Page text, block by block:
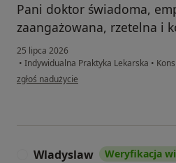
Pani doktor świadoma,
zaangażowana, rzetelna i
25 lipca 2026
• Indywidualna Praktyka Lekarska •
w opinii użytkownika W.
zgłoś nadużycie
Wladyslaw Weryfikacja